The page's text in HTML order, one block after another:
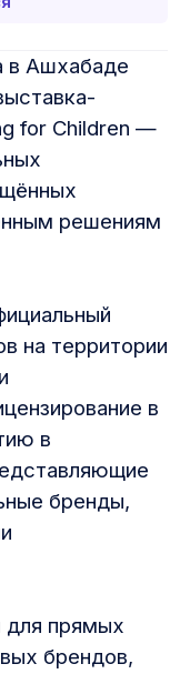
в Ашхабаде
for Children —
решениям
на территории
в
в
бренды,
для прямых
брендов,